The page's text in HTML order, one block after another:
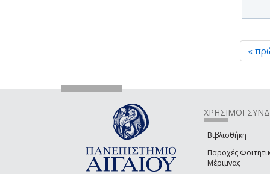
«
ΧΡΗΣΙΜΟΙ
Βιβλιοθήκη
Παροχές
Μέριμνας